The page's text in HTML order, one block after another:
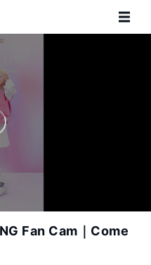
Fan Cam｜Come